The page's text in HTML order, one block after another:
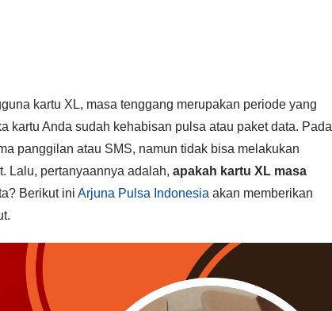
kartu XL, masa tenggang merupakan periode yang
kartu Anda sudah kehabisan pulsa atau paket data. Pada
panggilan atau SMS, namun tidak bisa melakukan
Lalu, pertanyaannya adalah, apakah kartu XL masa
Berikut ini Arjuna Pulsa Indonesia akan memberikan